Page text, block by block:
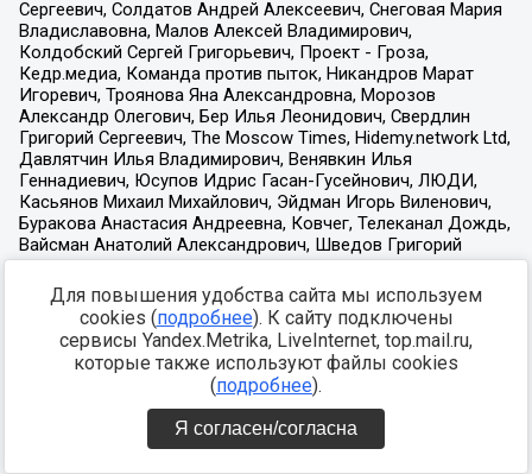
Для повышения удобства сайта мы используем
cookies (подробнее). К сайту подключены
сервисы Yandex.Metrika, LiveInternet, top.mail.ru,
которые также используют файлы cookies
(подробнее).
Я согласен/согласна